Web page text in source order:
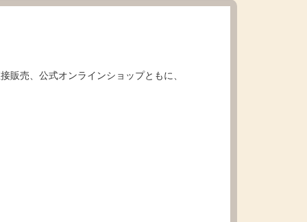
販売、公式オンラインショップともに、